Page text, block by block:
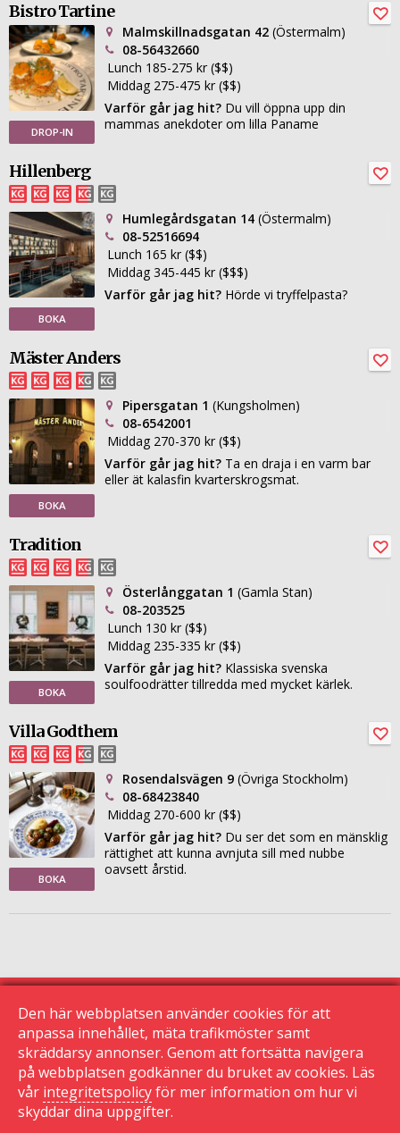
Bistro Tartine
DROP-IN
Malmskillnadsgatan 42 (Östermalm)
08-56432660
Lunch 185-275 kr ($$)
Middag 275-475 kr ($$)
Varför går jag hit? Du vill öppna upp din
mammas anekdoter om lilla Paname
Hillenberg
BOKA
Humlegårdsgatan 14 (Östermalm)
08-52516694
Lunch 165 kr ($$)
Middag 345-445 kr ($$$)
Varför går jag hit? Hörde vi tryffelpasta?
Mäster Anders
BOKA
Pipersgatan 1 (Kungsholmen)
08-6542001
Middag 270-370 kr ($$)
Varför går jag hit? Ta en draja i en varm bar
eller ät kalasfin kvarterskrogsmat.
Tradition
BOKA
Österlånggatan 1 (Gamla Stan)
08-203525
Lunch 130 kr ($$)
Middag 235-335 kr ($$)
Varför går jag hit? Klassiska svenska
soulfoodrätter tillredda med mycket kärlek.
Villa Godthem
BOKA
Rosendalsvägen 9 (Övriga Stockholm)
08-68423840
Middag 270-600 kr ($$)
Varför går jag hit? Du ser det som en mänsklig
rättighet att kunna avnjuta sill med nubbe
oavsett årstid.
© 2015 Krogguiden.se
113 24 Stockholm
|
Kontakta oss |Den här sidan använder cookies
Den här webbplatsen använder cookies för att
anpassa innehållet, mäta trafikmöster samt
skräddarsy annonser. Genom att fortsätta navigera
på webbplatsen godkänner du bruket av cookies. Läs
vår integritetspolicyför mer information om hur vi
skyddar dina uppgifter.